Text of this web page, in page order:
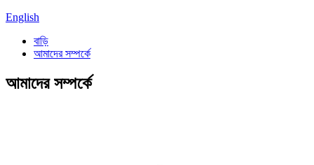
English
বাড়ি
আমাদের সম্পর্কে
আমাদের সম্পর্কে